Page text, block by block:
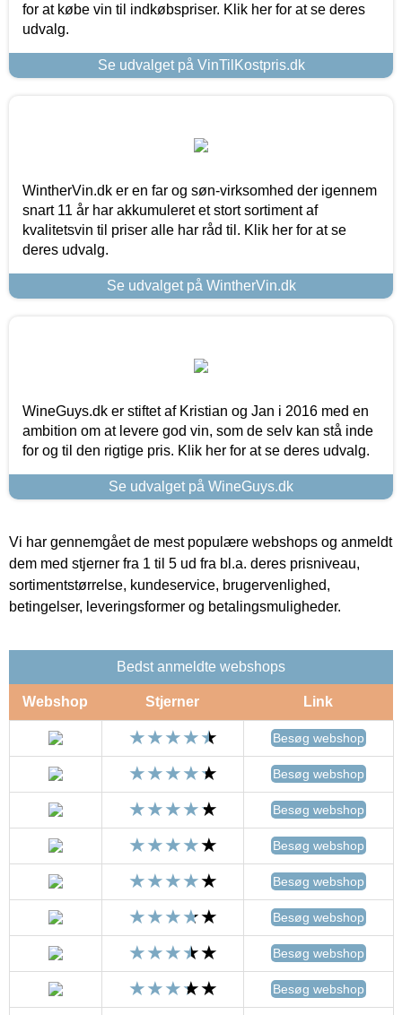
for at købe vin til indkøbspriser. Klik her for at se deres
udvalg.
Se udvalget på VinTilKostpris.dk
WintherVin.dk er en far og søn-virksomhed der igennem
snart 11 år har akkumuleret et stort sortiment af
kvalitetsvin til priser alle har råd til. Klik her for at se
deres udvalg.
Se udvalget på WintherVin.dk
WineGuys.dk er stiftet af Kristian og Jan i 2016 med en
ambition om at levere god vin, som de selv kan stå inde
for og til den rigtige pris. Klik her for at se deres udvalg.
Se udvalget på WineGuys.dk
Vi har gennemgået de mest populære webshops og anmeldt
dem med stjerner fra 1 til 5 ud fra bl.a. deres prisniveau,
sortimentstørrelse, kundeservice, brugervenlighed,
betingelser, leveringsformer og betalingsmuligheder.
Bedst anmeldte webshops
Webshop Stjerner Link
Besøg webshop
Besøg webshop
Besøg webshop
Besøg webshop
Besøg webshop
Besøg webshop
Besøg webshop
Besøg webshop